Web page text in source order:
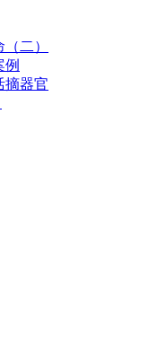
二）
例
摘器官